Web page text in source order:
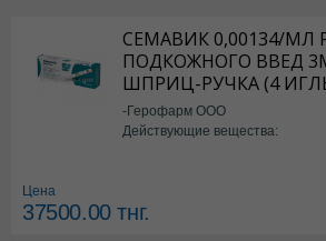
СЕМАВИК 0,00134/МЛ
ПОДКОЖНОГО ВВЕД
ШПРИЦ-РУЧКА (4
-Герофарм ООО
Действующие вещества:
Цена
37500.00тнг.